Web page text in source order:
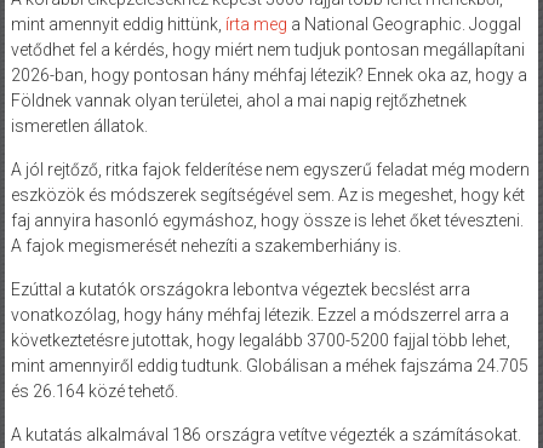
mint amennyit eddig hittünk, írta meg a National Geographic. Joggal
vetődhet fel a kérdés, hogy miért nem tudjuk pontosan megállapítani
2026-ban, hogy pontosan hány méhfaj létezik? Ennek oka az, hogy a
Földnek vannak olyan területei, ahol a mai napig rejtőzhetnek
ismeretlen állatok.
A jól rejtőző, ritka fajok felderítése nem egyszerű feladat még modern
eszközök és módszerek segítségével sem. Az is megeshet, hogy két
faj annyira hasonló egymáshoz, hogy össze is lehet őket téveszteni.
A fajok megismerését nehezíti a szakemberhiány is.
Ezúttal a kutatók országokra lebontva végeztek becslést arra
vonatkozólag, hogy hány méhfaj létezik. Ezzel a módszerrel arra a
következtetésre jutottak, hogy legalább 3700-5200 fajjal több lehet,
mint amennyiről eddig tudtunk. Globálisan a méhek fajszáma 24.705
és 26.164 közé tehető.
A kutatás alkalmával 186 országra vetítve végezték a számításokat.